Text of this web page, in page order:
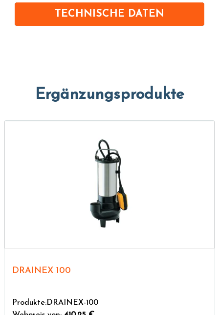
TECHNISCHE DATEN
Ergänzungsprodukte
DRAINEX 100
Produkte:DRAINEX-100